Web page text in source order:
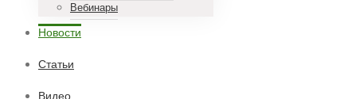
Вебинары
Новости
Статьи
Видео